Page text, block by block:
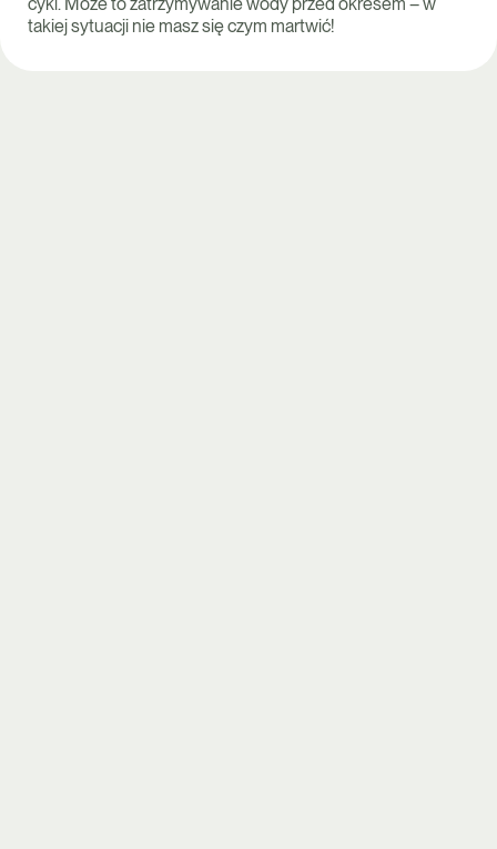
takiej sytuacji nie masz się czym martwić!